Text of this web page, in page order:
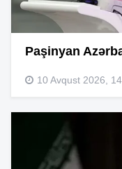
Paşinyan
10 Avqust 2026,